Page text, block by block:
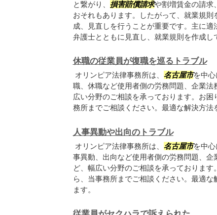
と繋がり、 損害賠償請求や割増賃金の請求
おそれもあります。したがって、就業規
成、見直しを行うことが重要です。主に
弁護士とともに見直し、就業規則を作成し
休職の従業員が復職を巡るトラブル
オリンピア法律事務所は、 名古屋市を中心
職、休職など使用者側の労務問題、企業
広い分野のご相談を承っております。お
務所までご相談ください。最適な解決方法
人事異動や出向のトラブル
オリンピア法律事務所は、 名古屋市を中心
事異動、出向など使用者側の労務問題、
ど、幅広い分野のご相談を承っておりま
ら、当事務所までご相談ください。最適
ます。